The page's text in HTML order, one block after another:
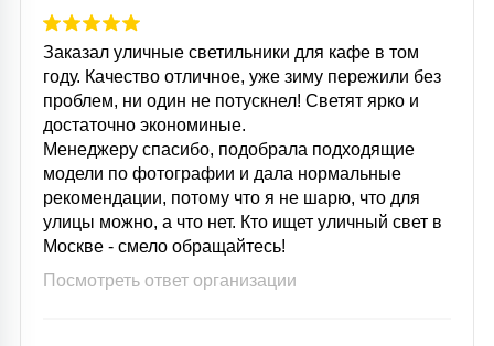
Заказал уличные светильники для кафе в том
году. Качество отличное, уже зиму пережили без
проблем, ни один не потускнел! Светят ярко и
достаточно экономиные.
Менеджеру спасибо, подобрала подходящие
модели по фотографии и дала нормальные
рекомендации, потому что я не шарю, что для
улицы можно, а что нет. Кто ищет уличный свет в
Москве - смело обращайтесь!
Посмотреть ответ организации